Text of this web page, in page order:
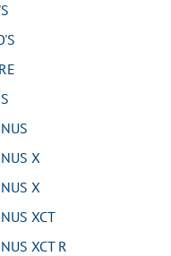
X
X
XCT
XCT R